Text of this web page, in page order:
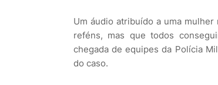
Um áudio atribuído a uma
reféns, mas que todos
chegada de equipes da Polícia
do caso.